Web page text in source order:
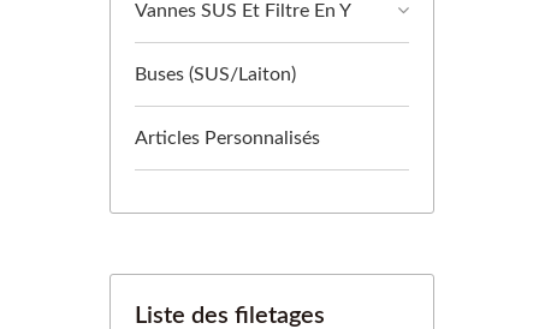
Vannes SUS Et Filtre En Y
Buses (SUS/Laiton)
Articles Personnalisés
Liste des filetages